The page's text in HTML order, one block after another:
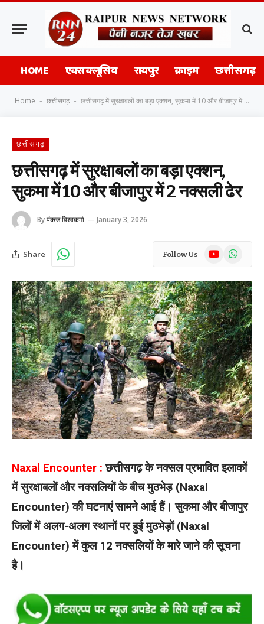
HOME एक्सक्लूसिव रायपुर क्राइम छत्तीसगढ़
Home - छत्तीसगढ़ - छत्तीसगढ़ में सुरक्षाबलों का बड़ा एक्शन, सुकमा में 10 और बीजापुर में 2 नक्सली ढेर
छत्तीसगढ़
छत्तीसगढ़ में सुरक्षाबलों का बड़ा एक्शन,
सुकमा में 10 और बीजापुर में 2 नक्सली ढेर
Byपंकज विश्वकर्मा January 3, 2026
Share Follow Us YouTubeWhatsApp
Naxal Encounter : छत्तीसगढ़ के नक्सल प्रभावित इलाकों
में सुरक्षाबलों और नक्सलियों के बीच मुठभेड़ (Naxal
Encounter) की घटनाएं सामने आई हैं। सुकमा और बीजापुर
जिलों में अलग-अलग स्थानों पर हुई मुठभेड़ों (Naxal
Encounter) में कुल 12 नक्सलियों के मारे जाने की सूचना
है।